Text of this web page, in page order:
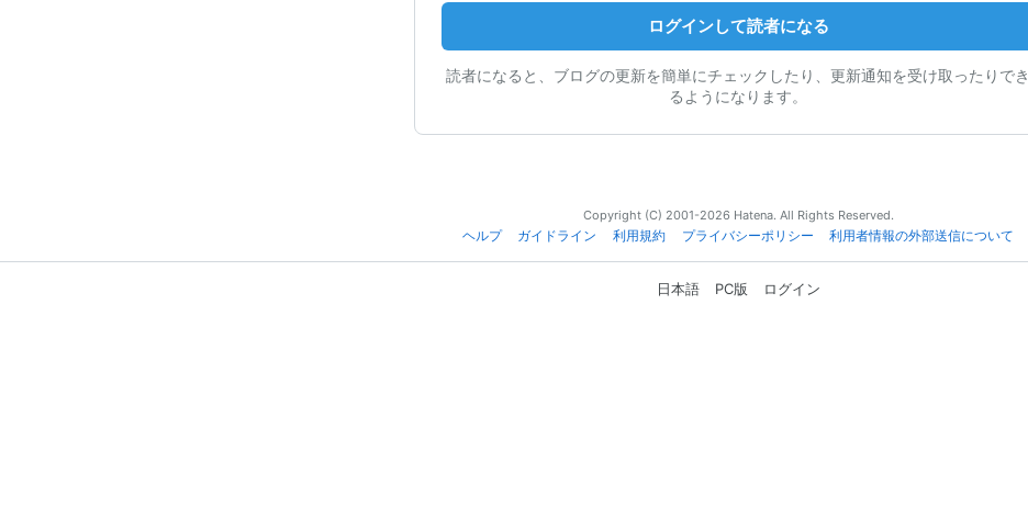
ログインして読者になる
読者になると、ブログの更新を簡単にチェックしたり、更新通知を受け取ったりでき
るようになります。
Copyright (C) 2001-2026 Hatena. All Rights Reserved.
ヘルプ
ガイドライン 利用規約 プライバシーポリシー 利用者情報の外部送信について
日本語 PC版 ログイン